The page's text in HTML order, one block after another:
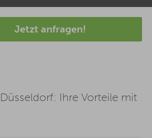
Jetzt anfragen!
Ihre Vorteile mit